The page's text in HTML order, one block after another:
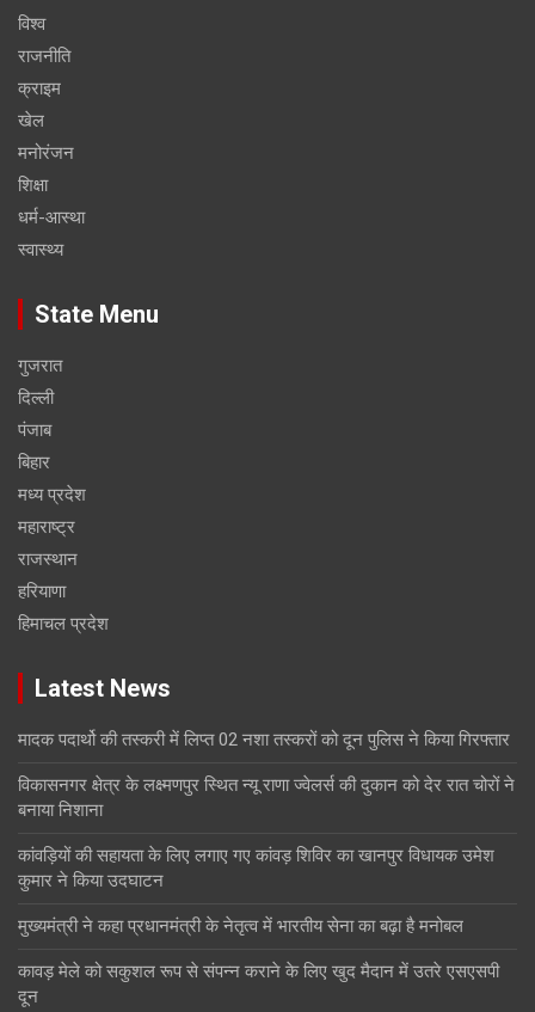
विश्व
राजनीति
क्राइम
खेल
मनोरंजन
शिक्षा
धर्म-आस्था
स्वास्थ्य
State Menu
गुजरात
दिल्ली
पंजाब
बिहार
मध्य प्रदेश
महाराष्ट्र
राजस्थान
हरियाणा
हिमाचल प्रदेश
Latest News
मादक पदार्थो की तस्करी में लिप्त 02 नशा तस्करों को दून पुलिस ने किया गिरफ्तार
विकासनगर क्षेत्र के लक्ष्मणपुर स्थित न्यू राणा ज्वेलर्स की दुकान को देर रात चोरों ने
बनाया निशाना
कांवड़ियों की सहायता के लिए लगाए गए कांवड़ शिविर का खानपुर विधायक उमेश
कुमार ने किया उदघाटन
मुख्यमंत्री ने कहा प्रधानमंत्री के नेतृत्व में भारतीय सेना का बढ़ा है मनोबल
कावड़ मेले को सकुशल रूप से संपन्न कराने के लिए खुद मैदान में उतरे एसएसपी
दून